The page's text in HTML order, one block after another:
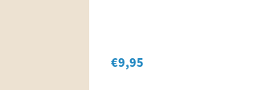
€9,95